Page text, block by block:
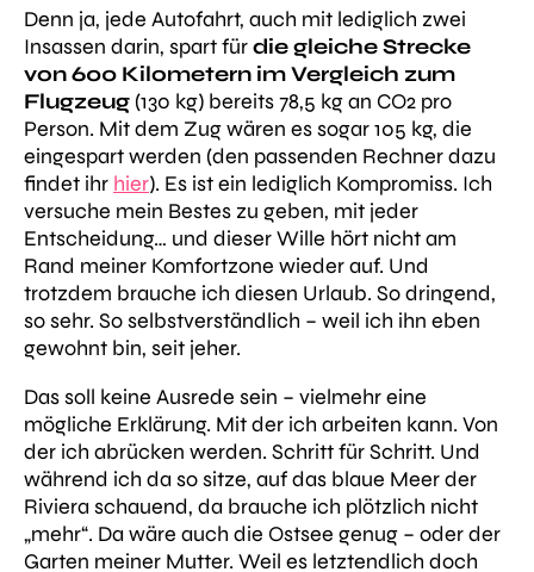
Denn ja, jede Autofahrt, auch mit lediglich zwei
Insassen darin, spart fürdie gleiche Strecke
von 600 Kilometern im Vergleich zum
Flugzeug (130 kg) bereits 78,5 kg an CO2 pro
Person. Mit dem Zug wären es sogar 105 kg, die
eingespart werden (den passenden Rechner dazu
findet ihr hier). Es ist ein lediglich Kompromiss. Ich
versuche mein Bestes zu geben, mit jeder
Entscheidung… und dieser Wille hört nicht am
Rand meiner Komfortzone wieder auf. Und
trotzdem brauche ich diesen Urlaub. So dringend,
so sehr. So selbstverständlich – weil ich ihn eben
gewohnt bin, seit jeher.
Das soll keine Ausrede sein – vielmehr eine
mögliche Erklärung. Mit der ich arbeiten kann. Von
der ich abrücken werden. Schritt für Schritt. Und
während ich da so sitze, auf das blaue Meer der
Riviera schauend, da brauche ich plötzlich nicht
„mehr“. Da wäre auch die Ostsee genug – oder der
Garten meiner Mutter. Weil es letztendlich doch